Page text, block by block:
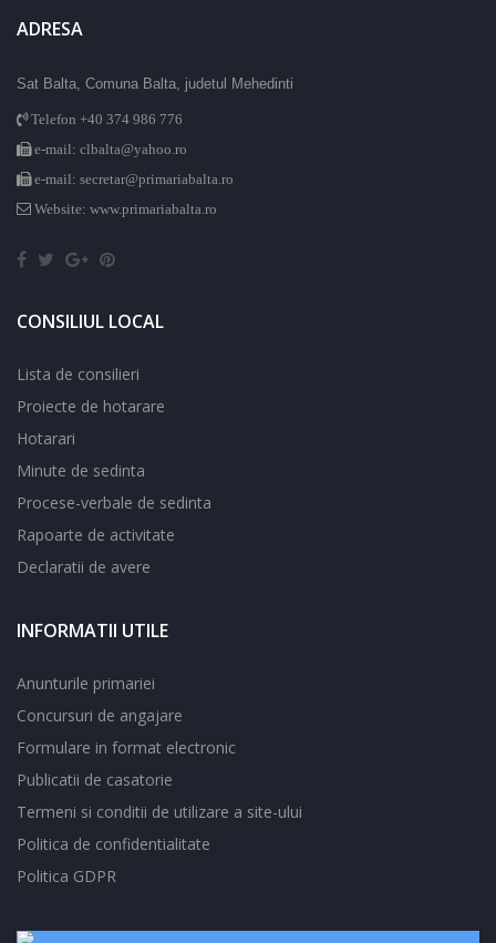
ADRESA
Sat Balta, Comuna Balta, judetul Mehedinti
Telefon +40 374 986 776
e-mail: clbalta@yahoo.ro
e-mail: secretar@primariabalta.ro
Website: www.primariabalta.ro
CONSILIUL LOCAL
Lista de consilieri
Proiecte de hotarare
Hotarari
Minute de sedinta
Procese-verbale de sedinta
Rapoarte de activitate
Declaratii de avere
INFORMATII UTILE
Anunturile primariei
Concursuri de angajare
Formulare in format electronic
Publicatii de casatorie
Termeni si conditii de utilizare a site-ului
Politica de confidentialitate
Politica GDPR